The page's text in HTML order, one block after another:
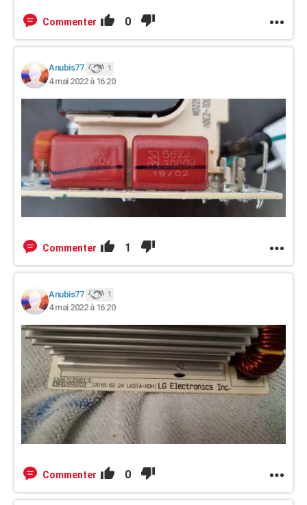
Commenter 0
Anubis77 1
4 mai 2022 à 16:20
Commenter 1
Anubis77 1
4 mai 2022 à 16:20
Commenter 0